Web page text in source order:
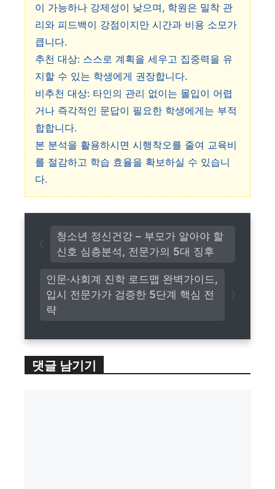
이 가능하나 강제성이 낮으며, 학원은 밀착 관
리와 피드백이 강점이지만 시간과 비용 소모가
큽니다.
추천 대상: 스스로 계획을 세우고 집중력을 유
지할 수 있는 학생에게 권장합니다.
비추천 대상: 타인의 관리 없이는 몰입이 어렵
거나 즉각적인 문답이 필요한 학생에게는 부적
합합니다.
본 분석을 활용하시면 시행착오를 줄여 교육비
를 절감하고 학습 효율을 확보하실 수 있습니
다.
인문·사회계 진학 로드맵 완벽가이드,
입시 전문가가 검증한 5단계 핵심 전
략
청소년 정신건강 – 부모가 알아야 할
신호 심층분석, 전문가의 5대 징후
댓글 남기기